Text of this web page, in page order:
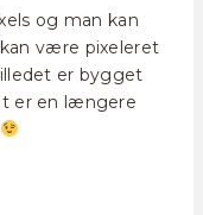
og man kan
være pixeleret
er bygget
er en længere